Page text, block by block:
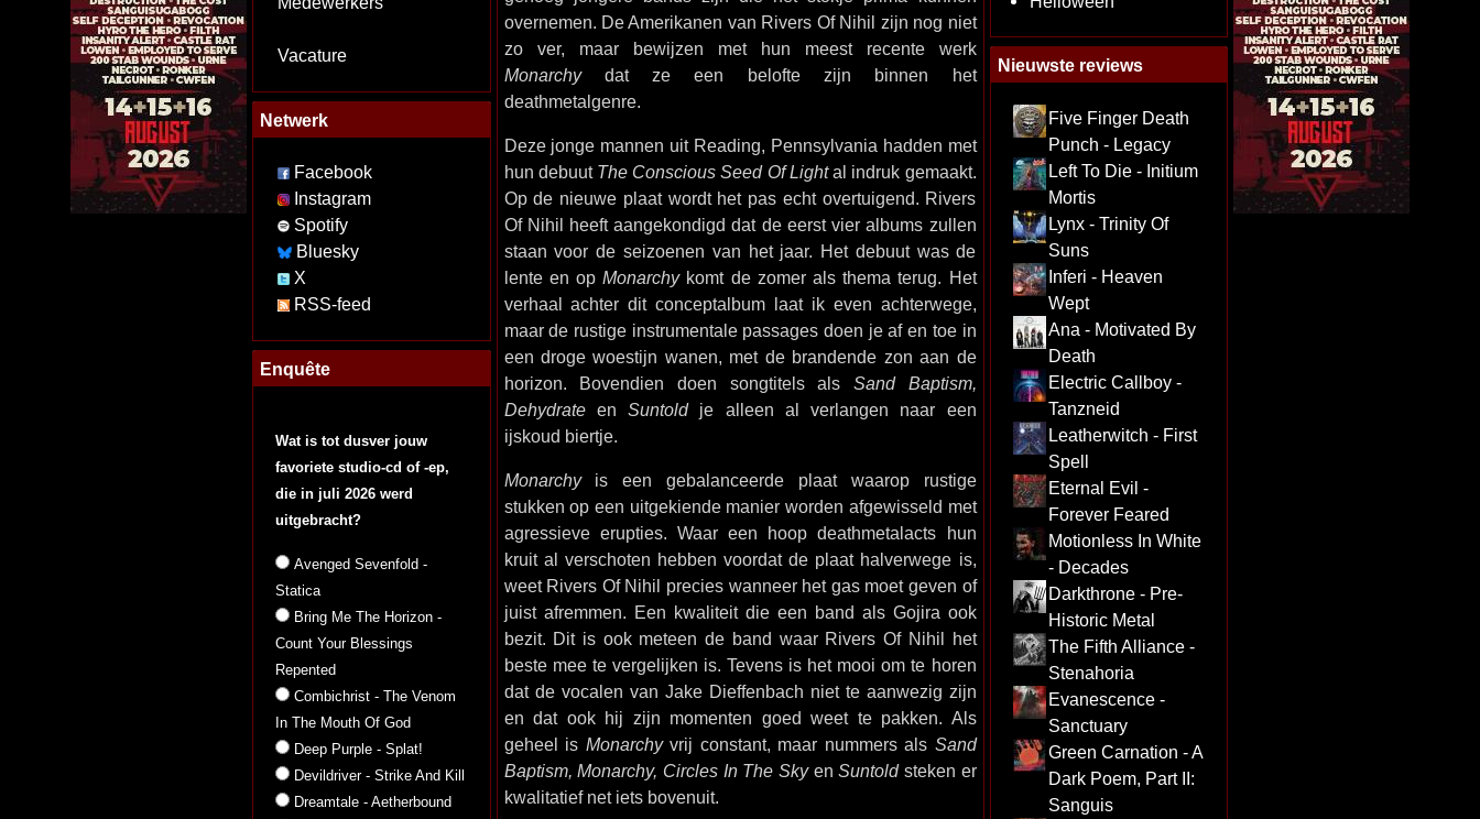
Vacature
Netwerk
Facebook
Instagram
Spotify
Bluesky
X
RSS-feed
Enquête
Wat is tot dusver jouw
favoriete studio-cd of -ep,
die in juli 2026 werd
uitgebracht?
Avenged Sevenfold -
Statica
Bring Me The Horizon -
Count Your Blessings
Repented
Combichrist - The Venom
In The Mouth Of God
Deep Purple - Splat!
Devildriver - Strike And Kill
Dreamtale - Aetherbound
overnemen. De Amerikanen van Rivers Of Nihil zijn nog niet
zo ver, maar bewijzen met hun meest recente werk
Monarchydat ze een belofte zijn binnen het
deathmetalgenre.
Deze jonge mannen uit Reading, Pennsylvania hadden met
hun debuut The Conscious Seed Of Lightal indruk gemaakt.
Op de nieuwe plaat wordt het pas echt overtuigend. Rivers
Of Nihil heeft aangekondigd dat de eerst vier albums zullen
staan voor de seizoenen van het jaar. Het debuut was de
lente en opMonarchykomt de zomer als thema terug. Het
verhaal achter dit conceptalbum laat ik even achterwege,
maar de rustige instrumentale passages doen je af en toe in
een droge woestijn wanen, met de brandende zon aan de
horizon. Bovendien doen songtitels als Sand Baptism,
Dehydrateen Suntoldje alleen al verlangen naar een
ijskoud biertje.
Monarchyis een gebalanceerde plaat waarop rustige
stukken op een uitgekiende manier worden afgewisseld met
agressieve erupties. Waar een hoop deathmetalacts hun
kruit al verschoten hebben voordat de plaat halverwege is,
weet Rivers Of Nihil precies wanneer het gas moet geven of
juist afremmen. Een kwaliteit die een band als Gojira ook
bezit. Dit is ook meteen de band waar Rivers Of Nihil het
beste mee te vergelijken is. Tevens is het mooi om te horen
dat de vocalen van Jake Dieffenbach niet te aanwezig zijn
en dat ook hij zijn momenten goed weet te pakken. Als
geheel is Monarchyvrij constant, maar nummers als Sand
Baptism, Monarchy, Circles In The SkyenSuntoldsteken er
kwalitatief net iets bovenuit.
Nieuwste reviews
Five Finger Death
Punch - Legacy
Left To Die - Initium
Mortis
Lynx - Trinity Of
Suns
Inferi - Heaven
Wept
Ana - Motivated By
Death
Electric Callboy -
Tanzneid
Leatherwitch - First
Spell
Eternal Evil -
Forever Feared
Motionless In White
- Decades
Darkthrone - Pre-
Historic Metal
The Fifth Alliance -
Stenahoria
Evanescence -
Sanctuary
Green Carnation - A
Dark Poem, Part II:
Sanguis